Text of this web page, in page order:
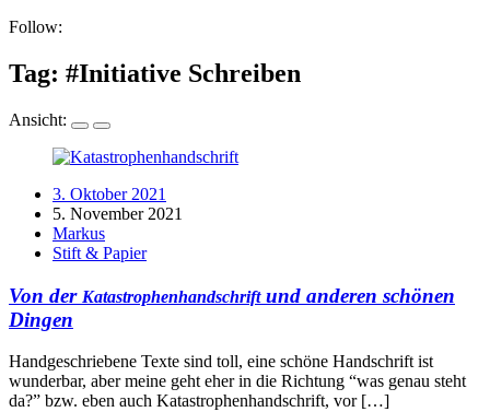
Follow:
Tag: #Initiative Schreiben
Ansicht:
3. Oktober 2021
5. November 2021
Markus
Stift & Papier
Von der Katastrophenhandschriftund anderen schönen
Dingen
Handgeschriebene Texte sind toll, eine schöne Handschrift ist
wunderbar, aber meine geht eher in die Richtung “was genau steht
da?” bzw. eben auch Katastrophenhandschrift, vor […]